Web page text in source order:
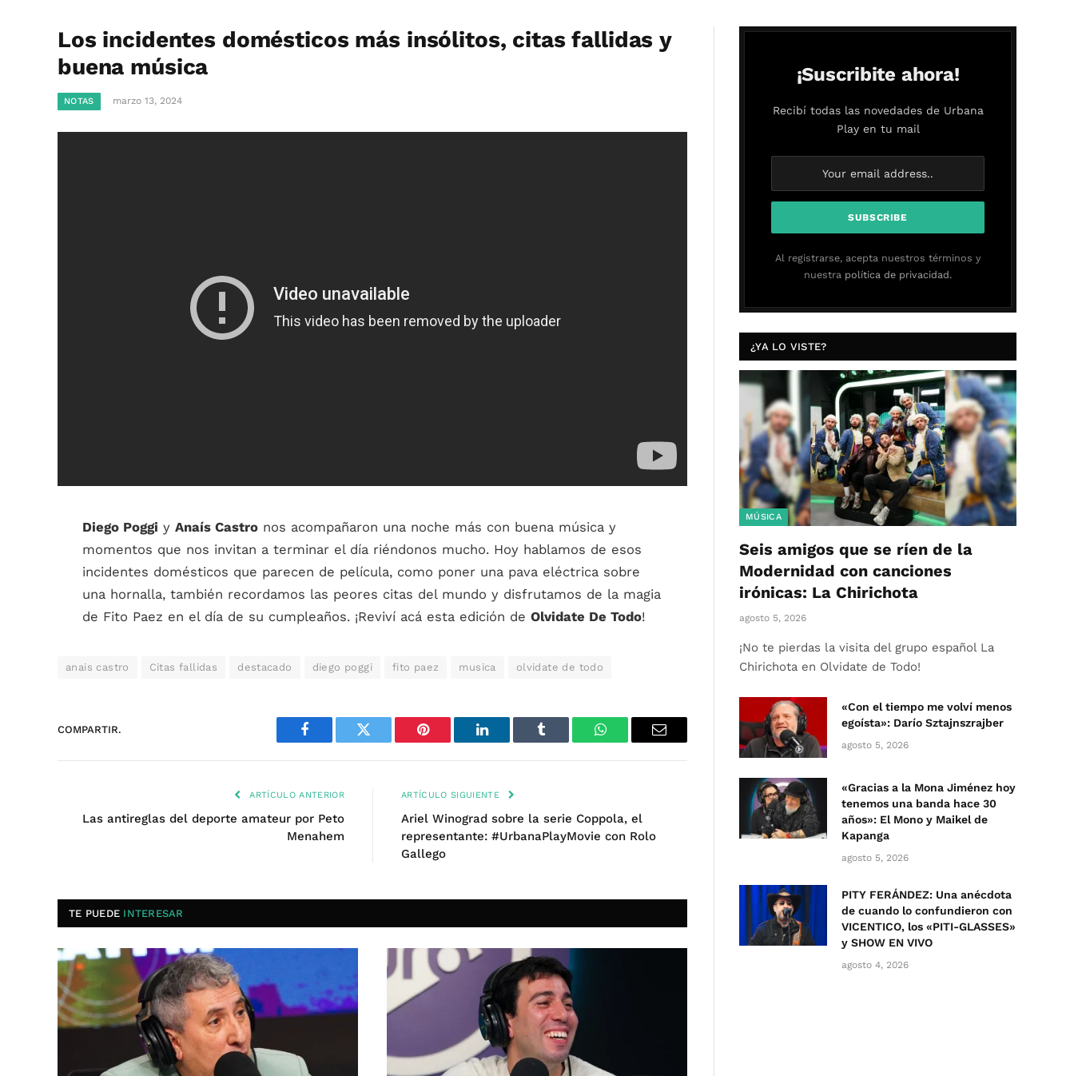
Los incidentes domésticos más insólitos, citas fallidas y
buena música
NOTAS marzo 13, 2024
Diego Poggi y Anaís Castro nos acompañaron una noche más con buena música y
momentos que nos invitan a terminar el día riéndonos mucho. Hoy hablamos de esos
incidentes domésticos que parecen de película, como poner una pava eléctrica sobre
una hornalla, también recordamos las peores citas del mundo y disfrutamos de la magia
de Fito Paez en el día de su cumpleaños. ¡Reviví acá esta edición de Olvidate De Todo!
anais castro Citas fallidas destacado diego poggi fito paez musica olvidate de todo
COMPARTIR.
Facebook Twitter Pinterest LinkedIn Tumblr WhatsAppEmail
ARTÍCULO ANTERIOR
Las antireglas del deporte amateur por Peto
Menahem
ARTÍCULO SIGUIENTE
Ariel Winograd sobre la serie Coppola, el
representante: #UrbanaPlayMovie con Rolo
Gallego
TE PUEDE INTERESAR
¡Suscribite ahora!
Recibí todas las novedades de Urbana
Play en tu mail
Al registrarse, acepta nuestros términos y
nuestra política de privacidad.
¿YA LO VISTE?
MÚSICA
Seis amigos que se ríen de la
Modernidad con canciones
irónicas: La Chirichota
agosto 5, 2026
¡No te pierdas la visita del grupo español La
Chirichota en Olvidate de Todo!
«Con el tiempo me volví menos
egoísta»: Darío Sztajnszrajber
agosto 5, 2026
«Gracias a la Mona Jiménez hoy
tenemos una banda hace 30
años»: El Mono y Maikel de
Kapanga
agosto 5, 2026
PITY FERÁNDEZ: Una anécdota
de cuando lo confundieron con
VICENTICO, los «PITI-GLASSES»
y SHOW EN VIVO
agosto 4, 2026